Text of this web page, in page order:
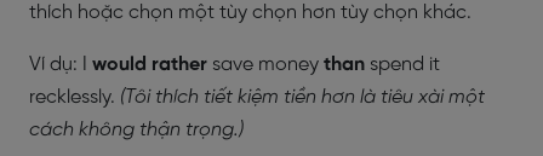
thích hoặc chọn một tùy chọn hơn tùy chọn khác.
Ví dụ: I would rather save money than spend it
recklessly. (Tôi thích tiết kiệm tiền hơn là tiêu xài một
cách không thận trọng.)